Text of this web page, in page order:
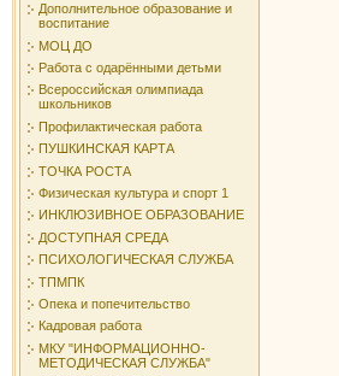
Дополнительное образование и
воспитание
МОЦ ДО
Работа с одарёнными детьми
Всероссийская олимпиада
школьников
Профилактическая работа
ПУШКИНСКАЯ КАРТА
ТОЧКА РОСТА
Физическая культура и спорт 1
ИНКЛЮЗИВНОЕ ОБРАЗОВАНИЕ
ДОСТУПНАЯ СРЕДА
ПСИХОЛОГИЧЕСКАЯ СЛУЖБА
ТПМПК
Опека и попечительство
Кадровая работа
МКУ "ИНФОРМАЦИОННО-
МЕТОДИЧЕСКАЯ СЛУЖБА"